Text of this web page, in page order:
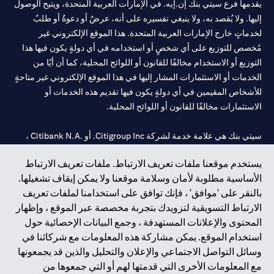
يستخدم موقعنا ملفات تعريف الارتباط. ملفات تعريف الارتباط
الأساسية مطلوبة لأمان وسلامة موقعنا ولا يمكن إيقاف تشغيلها.
بالنقر على 'موافق' ، فإنك توافق على استخدامنا لملفات تعريف
الارتباط التسويقية لتزويدك بتجربة مخصصة عبر الموقع ، وإظهار
المحتوى والإعلانات المستهدفة ، وجمع البيانات الإحصائية حول
استخدام الموقع. يمكن مشاركة هذه المعلومات مع شركائنا في
وسائل التواصل الاجتماعي والإعلان والتحليل والذين قد يجمعونها
مع المعلومات الأخرى التي قدمتها لهم أو التي جمعوها من
يقدمها فرع سيتي بنك إن.إيه. في الإمارات العربية المتحدة، ويتيح الوصول
إليها. ولا يُقصد به، ولا ينبغي تفسيره على أنه، عرضٌ أو دعوةٌ أو طلبٌ
لخدماتٍ خارج الإمارات العربية المتحدة. هذا الموقع الإلكتروني غير
مُخصص للتوزيع على أي شخصٍ أو استخدامه في أي دولةٍ يكون فيها هذا
التوزيع أو الاستخدام مخالفًا للقانون أو اللوائح المحلية، كما أن أيًا من
الخدمات أو الاستثمارات المشار إليها في هذا الموقع الإلكتروني غير متاحةٍ
للأشخاص المقيمين في أي دولةٍ يكون فيها تقديم هذه الخدمات أو
الاستثمارات مخالفًا للقانون أو اللوائح المحلية.
سيتي بنك هي علامة خدمة لشركة Citigroup Inc. أو .Citibank N.A ،
سيتي بنك إن. إيه. الإمارات مسجل لدى مصرف الإمارات المركزي تحت
أرقام التراخيص 202563 لفرع الوصل في دبي، 531989 لفرع مول
الإمارات في دبي، وCN-1002019لفرع أبوظبي. هاتف: 4000 311 04.
فرع سيتي بنك إن إيه - الإمارات العربية المتحدة مرخص من مصرف
الإمارات العربية المتحدة المركزي كفرع لبنك أجنبي.
سيتي بنك إن إيه الإمارات العربية المتحدة مرخص من هيئة الأوراق المالية
والسلع في الإمارات العربية المتحدة ("SCA") للقيام بالنشاط المالي لـ أ)